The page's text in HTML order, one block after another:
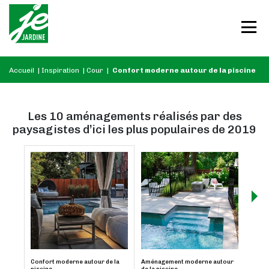
Accueil | Inspiration | Cour | Confort moderne autour de la piscine
Les 10 aménagements réalisés par des
paysagistes d’ici les plus populaires de 2019
Confort moderne autour de la
Aménagement moderne autour